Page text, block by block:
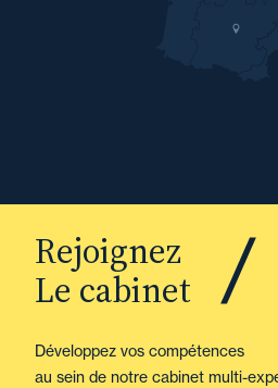
Rejoignez
Le cabinet
Développez vos compétences
au sein de notre cabinet multi-